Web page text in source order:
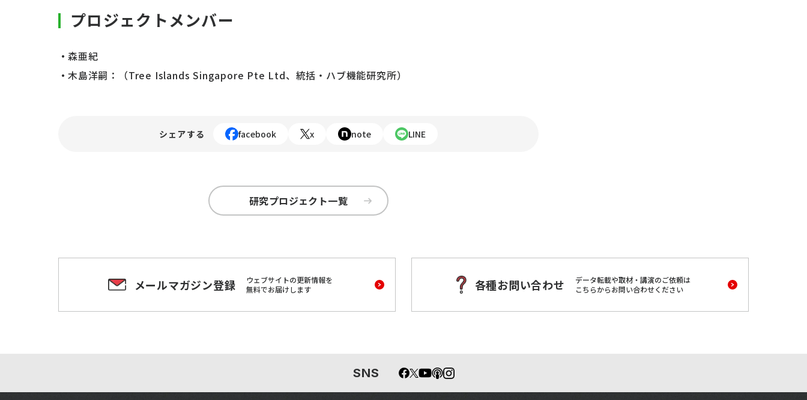
プロジェクトメンバー
森亜紀
木島洋嗣：（Tree Islands Singapore Pte Ltd、統括・ハブ機能研究所）
シェアする facebook x note LINE
研究プロジェクト一覧
メールマガジン登録
ウェブサイトの更新情報を
無料でお届けします
各種お問い合わせ
データ転載や取材・講演のご依頼は
こちらからお問い合わせください
SNS